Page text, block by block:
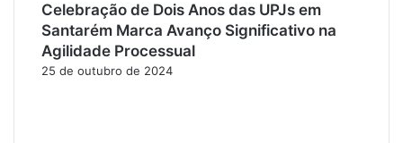
Celebração de Dois Anos das UPJs em
Santarém Marca Avanço Significativo na
Agilidade Processual
25 de outubro de 2024